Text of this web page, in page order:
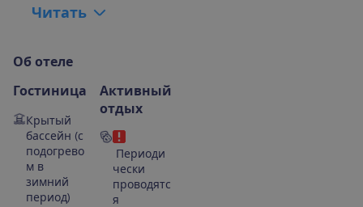
Читать
Об отеле
Гостиница
Крытый
бассейн (с
подогрево
м в
зимний
период)
Активный
отдых
Периоди
чески
проводятс
я